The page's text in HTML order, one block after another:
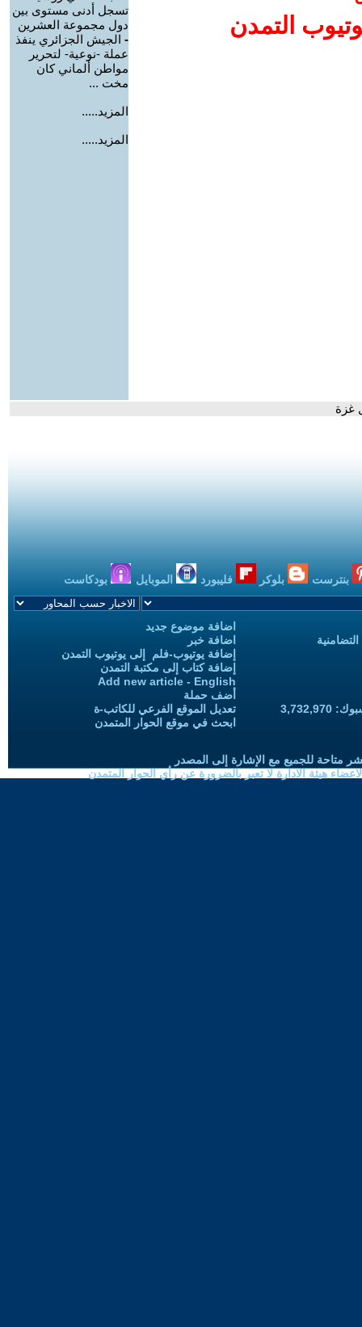
التمدن
تسجل أدنى مستوى بين
دول مجموعة العشرين
- الجيش الجزائري ينفذ
عملة -نوعية- لتحرير
مواطن ألماني كان
مخت ...
المزيد.....
المزيد.....
غزة
بنترست بلوكر فليبورد الموبايل بودكاست
اضافة موضوع جديد
اضافة خبر
إضافة يوتيوب-فلم إلى يوتيوب التمدن
إضافة كتاب إلى مكتبة التمدن
Add new article - English
أضف حملة
تعديل الموقع الفرعي للكاتب-ة
ابحث في موقع الحوار المتمدن
متاحة للجميع مع الإشارة إلى المصدر
هيئة الادارة لا تعبر بالضرورة عن رأي الحوار المتمدن